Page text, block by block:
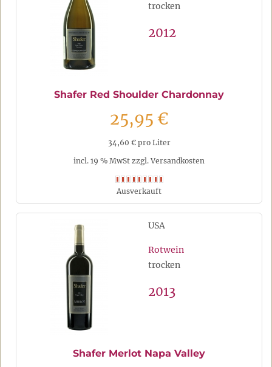
trocken
2012
Shafer Red Shoulder Chardonnay
25,95 €
34,60 € pro Liter
incl. 19 % MwSt zzgl. Versandkosten
Ausverkauft
USA
Rotwein
trocken
2013
Shafer Merlot Napa Valley